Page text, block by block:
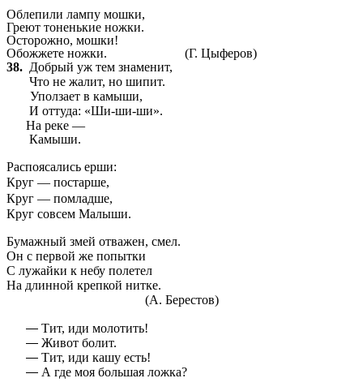
Облепили лампу мошки,
Греют тоненькие ножки.
Осторожно, мошки!
Обожжете ножки.
(Г. Цыферов)
38. Добрый уж тем знаменит,
Что не жалит, но шипит.
Уползает в камыши,
И оттуда: «Ши-ши-ши».
На реке —
Камыши.
Распоясались ерши:
Круг — постарше,
Круг — помладше,
Круг совсем Малыши.
Бумажный змей отважен, смел.
Он с первой же попытки
С лужайки к небу полетел
На длинной крепкой нитке.
(А. Берестов)
Тит, иди молотить!
Живот болит.
Тит, иди кашу есть!
А где моя большая ложка?